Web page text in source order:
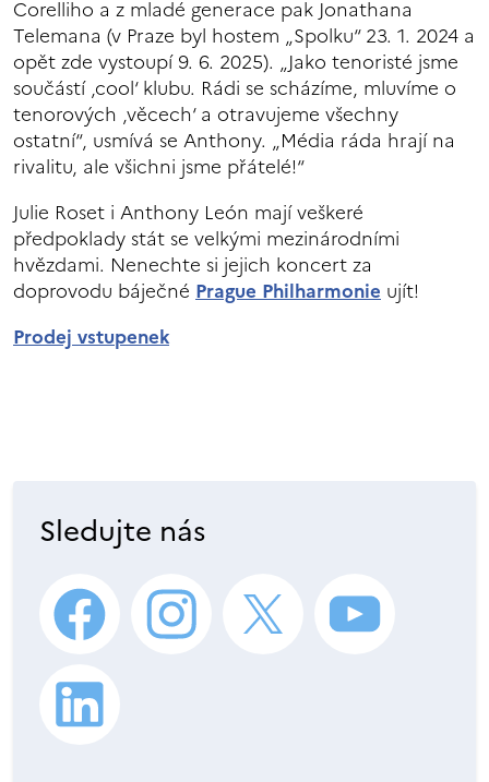
Corelliho a z mladé generace pak Jonathana
Telemana (v Praze byl hostem „Spolku“ 23. 1. 2024 a
opět zde vystoupí 9. 6. 2025). „Jako tenoristé jsme
součástí ‚cool‘ klubu. Rádi se scházíme, mluvíme o
tenorových ‚věcech‘ a otravujeme všechny
ostatní“, usmívá se Anthony. „Média ráda hrají na
rivalitu, ale všichni jsme přátelé!“
Julie Roset i Anthony León mají veškeré
předpoklady stát se velkými mezinárodními
hvězdami. Nenechte si jejich koncert za
doprovodu báječné Prague Philharmonie ujít!
Prodej vstupenek
Sledujte nás